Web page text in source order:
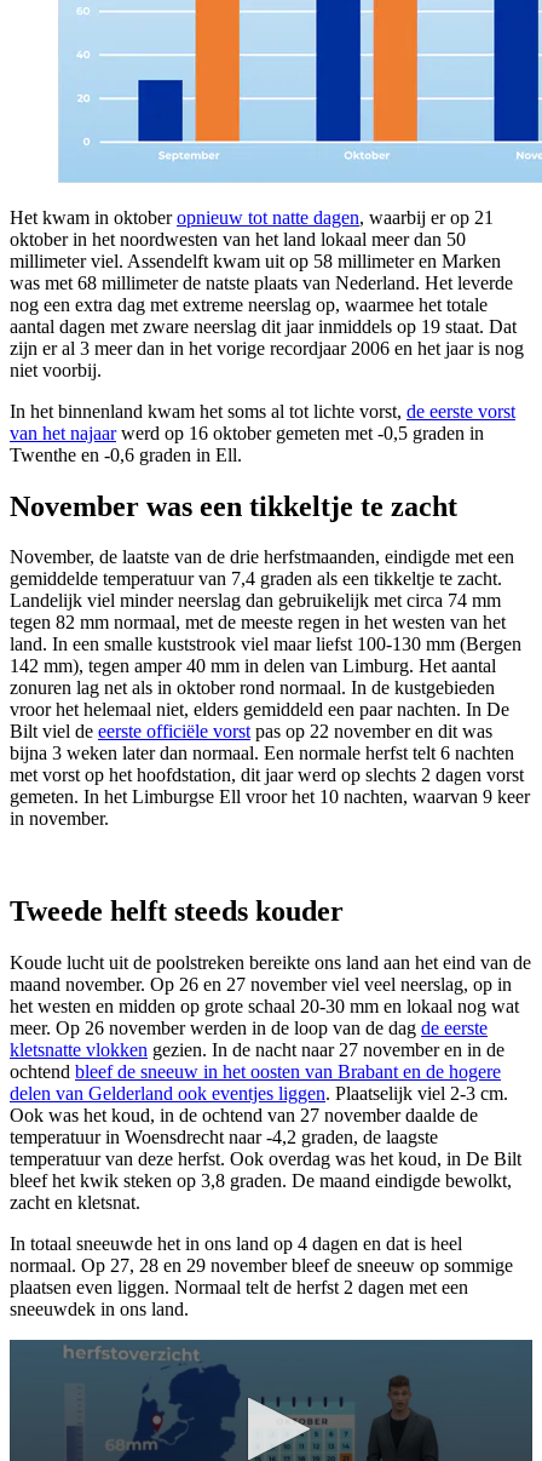
Het kwam in oktoberopnieuw tot natte dagen, waarbij er op 21
oktober in het noordwesten van het land lokaal meer dan 50
millimeter viel. Assendelft kwam uit op 58 millimeter en Marken
was met 68 millimeter de natste plaats van Nederland. Het leverde
nog een extra dag met extreme neerslag op, waarmee het totale
aantal dagen met zware neerslag dit jaar inmiddels op 19 staat. Dat
zijn er al 3 meer dan in het vorige recordjaar 2006 en het jaar is nog
niet voorbij.
In het binnenland kwam het soms al tot lichte vorst, de eerste vorst
van het najaarwerd op 16 oktober gemeten met -0,5 graden in
Twenthe en -0,6 graden in Ell.
November was een tikkeltje te zacht
November, de laatste van de drie herfstmaanden, eindigde met een
gemiddelde temperatuur van 7,4 graden als een tikkeltje te zacht.
Landelijk viel minder neerslag dan gebruikelijk met circa 74 mm
tegen 82 mm normaal, met de meeste regen in het westen van het
land. In een smalle kuststrook viel maar liefst 100-130 mm (Bergen
142 mm), tegen amper 40 mm in delen van Limburg. Het aantal
zonuren lag net als in oktober rond normaal. In de kustgebieden
vroor het helemaal niet, elders gemiddeld een paar nachten. In De
Bilt viel de eerste officiële vorstpas op 22 november en dit was
bijna 3 weken later dan normaal. Een normale herfst telt 6 nachten
met vorst op het hoofdstation, dit jaar werd op slechts 2 dagen vorst
gemeten. In het Limburgse Ell vroor het 10 nachten, waarvan 9 keer
in november.
Tweede helft steeds kouder
Koude lucht uit de poolstreken bereikte ons land aan het eind van de
maand november. Op 26 en 27 november viel veel neerslag, op in
het westen en midden op grote schaal 20-30 mm en lokaal nog wat
meer. Op 26 november werden in de loop van de dag de eerste
kletsnatte vlokken gezien. In de nacht naar 27 november en in de
ochtend bleef de sneeuw in het oosten van Brabant en de hogere
delen van Gelderland ook eventjes liggen. Plaatselijk viel 2-3 cm.
Ook was het koud, in de ochtend van 27 november daalde de
temperatuur in Woensdrecht naar -4,2 graden, de laagste
temperatuur van deze herfst. Ook overdag was het koud, in De Bilt
bleef het kwik steken op 3,8 graden. De maand eindigde bewolkt,
zacht en kletsnat.
In totaal sneeuwde het in ons land op 4 dagen en dat is heel
normaal. Op 27, 28 en 29 november bleef de sneeuw op sommige
plaatsen even liggen. Normaal telt de herfst 2 dagen met een
sneeuwdek in ons land.